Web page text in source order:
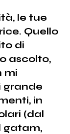
le tue
Quello
di
ascolto,
mi
grande
in
(dal
gatam,